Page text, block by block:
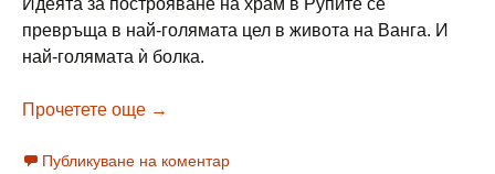
Идеята за построяване на храм в Рупите се
превръща в най-голямата цел в живота на Ванга. И
най-голямата ѝ болка.
Прочетете още Марин Бояджиев ХРАМЪТ, БЕЗ КОЙТО
→
Публикуване на коментар